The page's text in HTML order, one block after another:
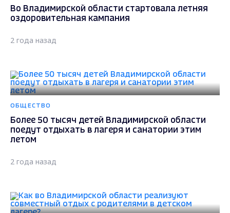
Во Владимирской области стартовала летняя
оздоровительная кампания
2 года назад
ОБЩЕСТВО
Более 50 тысяч детей Владимирской области
поедут отдыхать в лагеря и санатории этим
летом
2 года назад